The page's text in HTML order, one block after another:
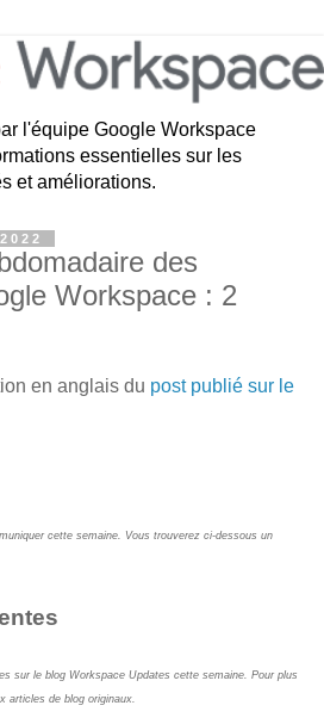
l'équipe Google Workspace
essentielles sur les
et améliorations.
des
Workspace : 2
en anglais du post publié sur le
cette semaine. Vous trouverez ci-dessous un
sur le blog Workspace Updates cette semaine. Pour plus
articles de blog originaux.